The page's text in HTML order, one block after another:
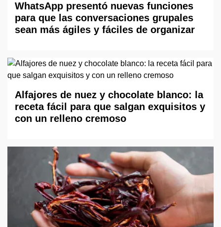
WhatsApp presentó nuevas funciones
para que las conversaciones grupales
sean más ágiles y fáciles de organizar
Alfajores de nuez y chocolate blanco: la
receta fácil para que salgan exquisitos y
con un relleno cremoso